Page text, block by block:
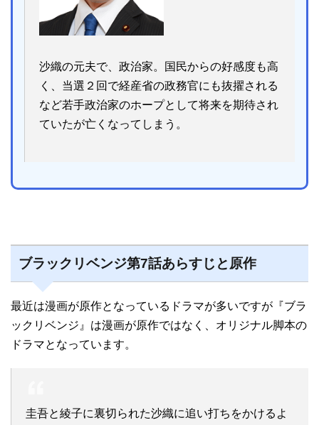
沙織の元夫で、政治家。国民からの好感度も高
く、当選２回で経産省の政務官にも抜擢される
など若手政治家のホープとして将来を期待され
ていたが亡くなってしまう。
ブラックリベンジ第7話あらすじと原作
最近は漫画が原作となっているドラマが多いですが『ブラ
ックリベンジ』は漫画が原作ではなく、オリジナル脚本の
ドラマとなっています。
圭吾と綾子に裏切られた沙織に追い打ちをかけるよ